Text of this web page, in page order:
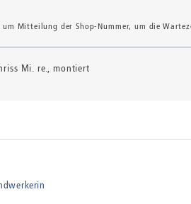
Mitteilung der Shop-Nummer, um die
Mi. re., montiert